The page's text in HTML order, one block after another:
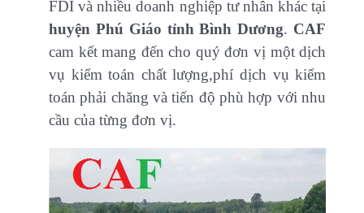
FDI và nhiều doanh nghiệp tư nhân khác tại
huyện Phú Giáo tỉnh Bình Dương. CAF
cam kết mang đến cho quý đơn vị một dịch
vụ kiểm toán chất lượng,phí dịch vụ kiểm
toán phải chăng và tiến độ phù hợp với nhu
cầu của từng đơn vị.